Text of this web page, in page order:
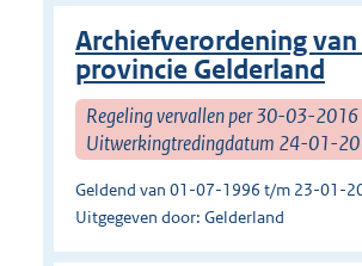
Archiefverordening van
provincie Gelderland
Regeling vervallen per 30-03-2016
Uitwerkingtredingdatum 24-01-
Geldend van 01-07-1996 t/m 23-01-
Uitgegeven door: Gelderland